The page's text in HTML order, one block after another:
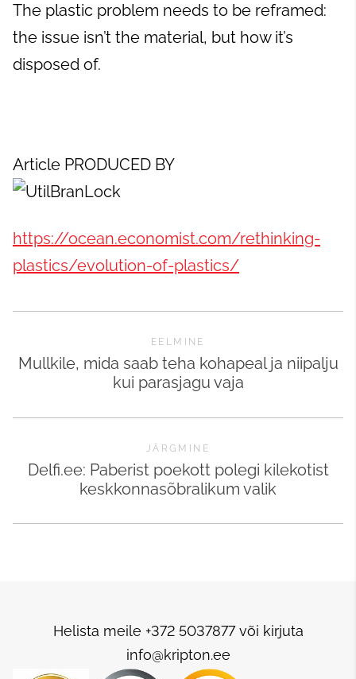
The plastic problem needs to be reframed:
the issue isn’t the material, but how it’s
disposed of.
Article PRODUCED BY
https://ocean.economist.com/rethinking-
plastics/evolution-of-plastics/
EELMINE
Mullkile, mida saab teha kohapeal ja niipalju
kui parasjagu vaja
JÄRGMINE
Delfi.ee: Paberist poekott polegi kilekotist
keskkonnasõbralikum valik
Helista meile +372 5037877 või kirjuta
info@kripton.ee